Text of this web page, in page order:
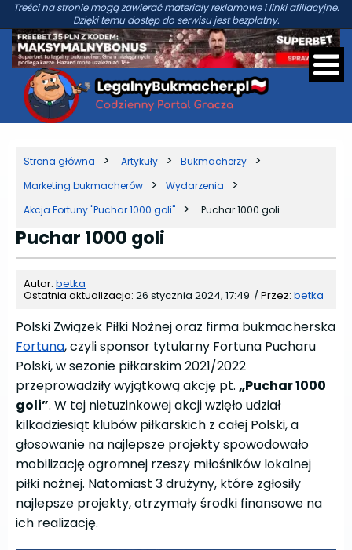
Treści na stronie mogą zawierać materiały reklamowe i linki afiliacyjne.
Dzięki temu dostęp do serwisu jest bezpłatny.
Strona główna Artykuły
Bukmacherzy
Marketing bukmacherów
Wydarzenia
Akcja Fortuny "Puchar 1000 goli"
Puchar 1000 goli
Puchar 1000 goli
Autor: betka
Ostatnia aktualizacja: 26 stycznia 2024, 17:49 /Przez: betka
Polski Związek Piłki Nożnej oraz firma bukmacherska
Fortuna, czyli sponsor tytularny Fortuna Pucharu
Polski, w sezonie piłkarskim 2021/2022
przeprowadziły wyjątkową akcję pt. „Puchar 1000
goli”. W tej nietuzinkowej akcji wzięło udział
kilkadziesiąt klubów piłkarskich z całej Polski, a
głosowanie na najlepsze projekty spowodowało
mobilizację ogromnej rzeszy miłośników lokalnej
piłki nożnej. Natomiast 3 drużyny, które zgłosiły
najlepsze projekty, otrzymały środki finansowe na
ich realizację.